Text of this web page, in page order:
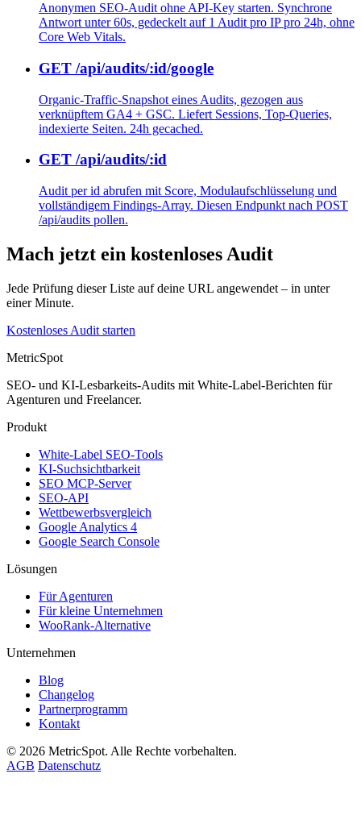
Anonymen SEO-Audit ohne API-Key starten. Synchrone
Antwort unter 60s, gedeckelt auf 1 Audit pro IP pro 24h, ohne
Core Web Vitals.
GET /api/audits/:id/google
Organic-Traffic-Snapshot eines Audits, gezogen aus
verknüpftem GA4 + GSC. Liefert Sessions, Top-Queries,
indexierte Seiten. 24h gecached.
GET /api/audits/:id
Audit per id abrufen mit Score, Modulaufschlüsselung und
vollständigem Findings-Array. Diesen Endpunkt nach POST
/api/audits pollen.
Mach jetzt ein kostenloses Audit
Jede Prüfung dieser Liste auf deine URL angewendet – in unter
einer Minute.
Kostenloses Audit starten
MetricSpot
SEO- und KI-Lesbarkeits-Audits mit White-Label-Berichten für
Agenturen und Freelancer.
Produkt
White-Label SEO-Tools
KI-Suchsichtbarkeit
SEO MCP-Server
SEO-API
Wettbewerbsvergleich
Google Analytics 4
Google Search Console
Lösungen
Für Agenturen
Für kleine Unternehmen
WooRank-Alternative
Unternehmen
Blog
Changelog
Partnerprogramm
Kontakt
© 2026 MetricSpot. Alle Rechte vorbehalten.
AGB Datenschutz